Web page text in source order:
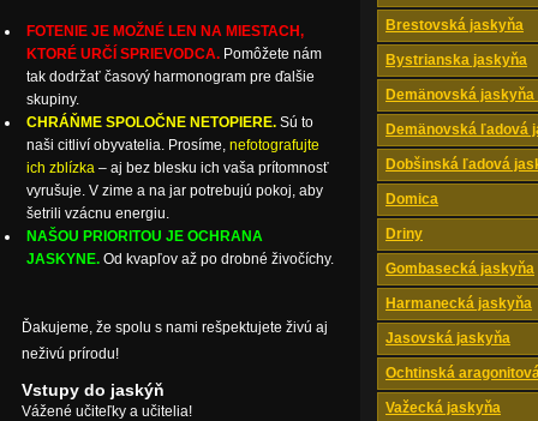
Brestovská jaskyňa
Bystrianska jaskyňa
Demänovská
Demänovská ľadová
Dobšinská ľadová
Domica
Driny
Gombasecká jaskyňa
Harmanecká jaskyňa
Jasovská jaskyňa
Ochtinská
Važecká jaskyňa
FOTENIE JE MOŽNÉ LEN NA MIESTACH,
KTORÉ URČÍ SPRIEVODCA. Pomôžete nám
tak dodržať časový harmonogram pre ďalšie
skupiny.
CHRÁŇME SPOLOČNE NETOPIERE. Sú to
naši citliví obyvatelia. Prosíme, nefotografujte
ich zblízka – aj bez blesku ich vaša prítomnosť
vyrušuje. V zime a na jar potrebujú pokoj, aby
šetrili vzácnu energiu.
NAŠOU PRIORITOU JE OCHRANA
JASKYNE. Od kvapľov až po drobné živočíchy.
Ďakujeme, že spolu s nami rešpektujete živú aj
neživú prírodu!
Vstupy do jaskýň
Vážené učiteľky a učitelia!